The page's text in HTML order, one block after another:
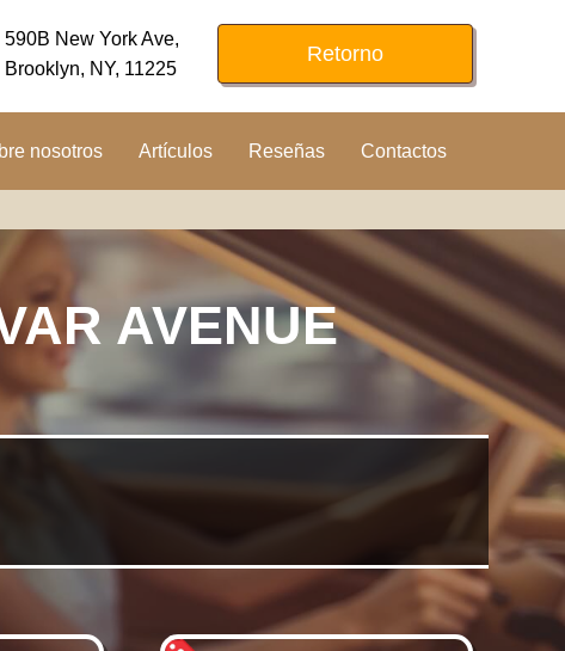
590B New York Ave,
Brooklyn, NY, 11225
Retorno
nosotros Artículos Reseñas Contactos
AVENUE